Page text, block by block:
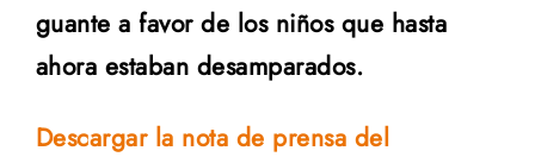
guante a favor de los niños que hasta
ahora estaban desamparados.
Descargar la nota de prensa del